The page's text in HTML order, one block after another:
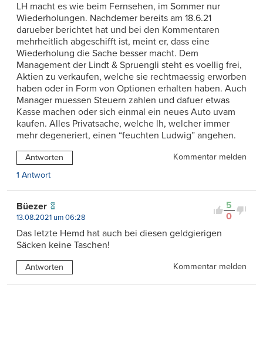
LH macht es wie beim Fernsehen, im Sommer nur
Wiederholungen. Nachdemer bereits am 18.6.21
darueber berichtet hat und bei den Kommentaren
mehrheitlich abgeschifft ist, meint er, dass eine
Wiederholung die Sache besser macht. Dem
Management der Lindt & Spruengli steht es voellig frei,
Aktien zu verkaufen, welche sie rechtmaessig erworben
haben oder in Form von Optionen erhalten haben. Auch
Manager muessen Steuern zahlen und dafuer etwas
Kasse machen oder sich einmal ein neues Auto uvam
kaufen. Alles Privatsache, welche lh, welcher immer
mehr degeneriert, einen “feuchten Ludwig” angehen.
Antworten
Kommentar melden
1 Antwort
5
0
Büezer
13.08.2021 um 06:28
Das letzte Hemd hat auch bei diesen geldgierigen
Säcken keine Taschen!
Antworten Kommentar melden